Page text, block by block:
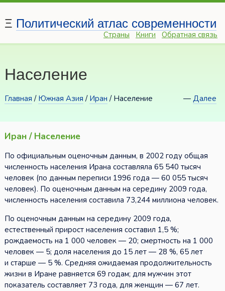
Ξ Политический атлас современности
Страны Книги Обратная связь
Население
Главная / Южная Азия / Иран / Население —Далее
Иран / Население
По официальным оценочным данным, в 2002 году общая
численность населения Ирана составляла 65 540 тысяч
человек (по данным переписи 1996 года — 60 055 тысяч
человек). По оценочным данным на середину 2009 года,
численность населения составила 73,244 миллиона человек.
По оценочным данным на середину 2009 года,
естественный прирост населения составил 1,5 %;
рождаемость на 1 000 человек — 20; смертность на 1 000
человек — 5; доля населения до 15 лет — 28 %, 65 лет
и старше — 5 %. Средняя ожидаемая продолжительность
жизни в Иране равняется 69 годам; для мужчин этот
показатель составляет 73 года, для женщин — 67 лет.